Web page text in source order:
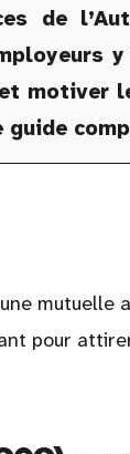
de
mutuelle
pour